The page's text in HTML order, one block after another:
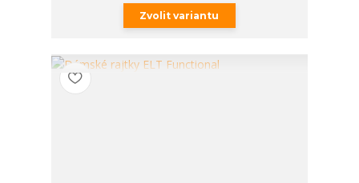
Zvolit variantu